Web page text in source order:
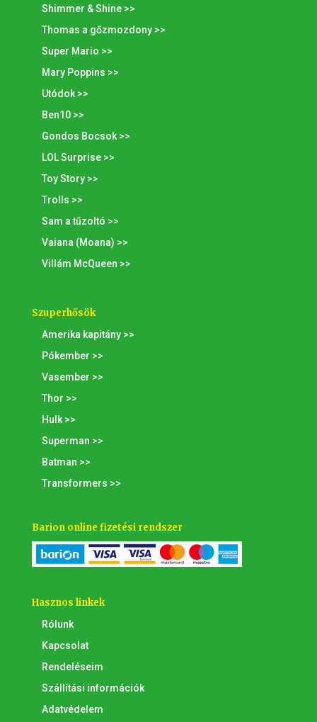
Shimmer & Shine >>
Thomas a gőzmozdony >>
Super Mario >>
Mary Poppins >>
Utódok >>
Ben10 >>
Gondos Bocsok >>
LOL Surprise >>
Toy Story >>
Trolls >>
Sam a tűzoltó >>
Vaiana (Moana) >>
Villám McQueen >>
Szuperhősök
Amerika kapitány >>
Pókember >>
Vasember >>
Thor >>
Hulk >>
Superman >>
Batman >>
Transformers >>
Barion online fizetési rendszer
Hasznos linkek
Rólunk
Kapcsolat
Rendeléseim
Szállítási információk
Adatvédelem